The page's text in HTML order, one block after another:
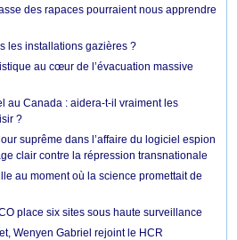
des rapaces pourraient nous apprendre
les installations gazières ?
au cœur de l’évacuation massive
au Canada : aidera-t-il vraiment les
?
suprême dans l’affaire du logiciel espion
clair contre la répression transnationale
au moment où la science promettait de
place six sites sous haute surveillance
Wenyen Gabriel rejoint le HCR